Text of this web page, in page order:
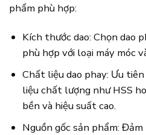
phẩm phù hợp:
Kích thước dao: Chọn dao
phù hợp với loại máy móc
Chất liệu dao phay: Ưu
liệu chất lượng như HSS
bền và hiệu suất cao.
Nguồn gốc sản phẩm: